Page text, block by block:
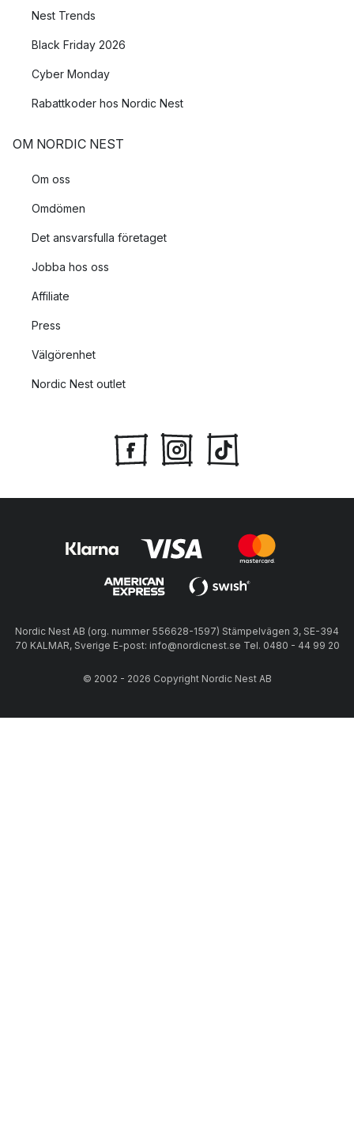
Nest Trends
Black Friday 2026
Cyber Monday
Rabattkoder hos Nordic Nest
OM NORDIC NEST
Om oss
Omdömen
Det ansvarsfulla företaget
Jobba hos oss
Affiliate
Press
Välgörenhet
Nordic Nest outlet
Nordic Nest AB (org. nummer 556628-1597) Stämpelvägen 3, SE-394
70 KALMAR, Sverige E-post: info@nordicnest.se Tel. 0480 - 44 99 20
© 2002 - 2026 Copyright Nordic Nest AB